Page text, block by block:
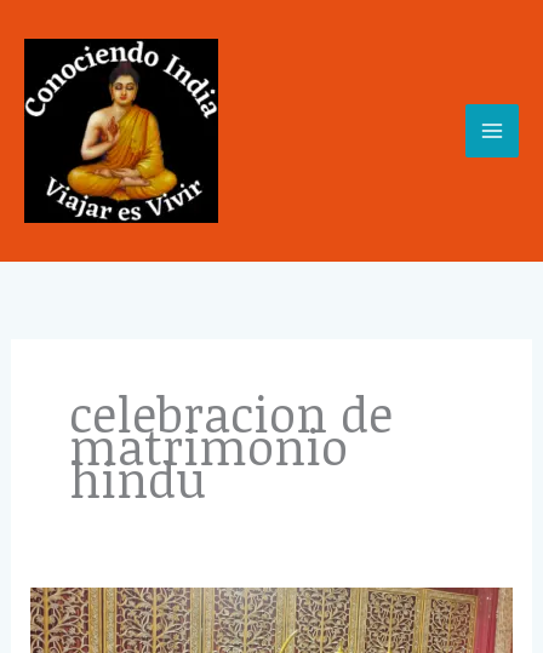
content
celebracion de
matrimonio
hindu
Boda
Hindú